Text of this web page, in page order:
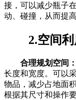
接，可以减少瓶子
动、碰撞，从而提
2.空间利
合理规划空间：
长度和宽度。可以
物品，减少占地面
根据其尺寸和操作